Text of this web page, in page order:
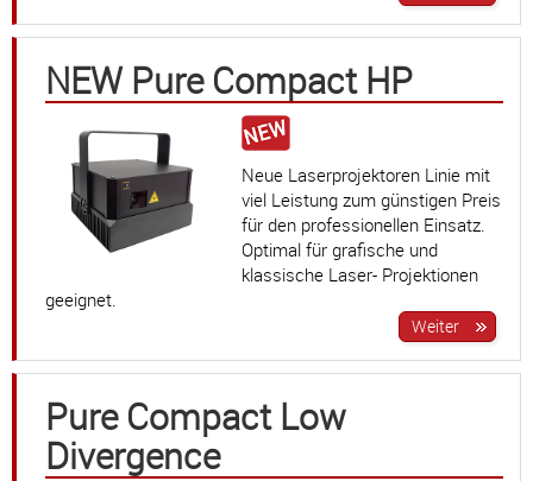
Warenkorb E-Mail Anrufen
Anfahrt vCard QR-Code
Facebook Ebay Instagram
Cookie Einstellungen • Kontakt • AGB
Verwaltet mit HomepageEasy
NEW Pure Compact HP
Neue Laserprojektoren Linie mit
viel Leistung zum günstigen Preis
für den professionellen Einsatz.
Optimal für grafische und
klassische Laser- Projektionen
geeignet.
Pure Compact Low
Divergence